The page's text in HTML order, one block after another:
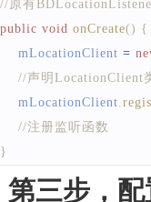
//原有
public void onCreate() {
    mLocationClient
=
//声明LocationClient
    mLocationClient
//注册监听函数
}
第三步，